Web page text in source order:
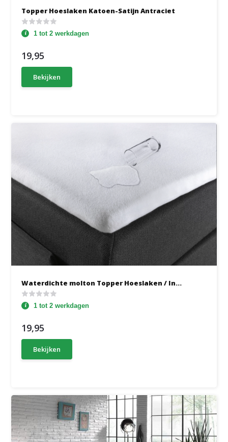
Topper Hoeslaken Katoen-Satijn Antraciet
1 tot 2 werkdagen
19,95
Bekijken
Waterdichte molton Topper Hoeslaken / In...
1 tot 2 werkdagen
19,95
Bekijken